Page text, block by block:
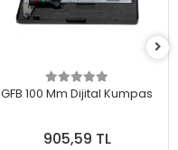
GFB 100 Mm Dijital Kumpas
905,59 TL